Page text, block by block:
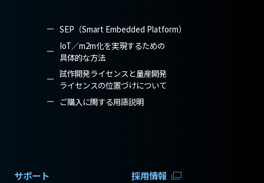
SEP（Smart Embedded Platform）
IoT／m2m化を実現するための
具体的な方法
試作開発ライセンスと量産開発
ライセンスの位置づけについて
ご購入に関する用語説明
サポート 採用情報